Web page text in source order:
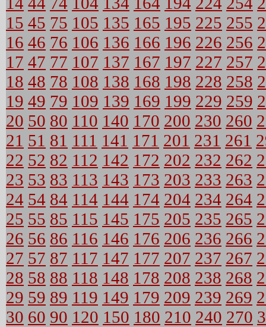
15 45 75 105 135 165 195 225 255
16 46 76 106 136 166 196 226 256
17 47 77 107 137 167 197 227 257
18 48 78 108 138 168 198 228 258
19 49 79 109 139 169 199 229 259
20 50 80 110 140 170 200 230 260
21 51 81 111 141 171 201 231 261
22 52 82 112 142 172 202 232 262
23 53 83 113 143 173 203 233 263
24 54 84 114 144 174 204 234 264
25 55 85 115 145 175 205 235 265
26 56 86 116 146 176 206 236 266
27 57 87 117 147 177 207 237 267
28 58 88 118 148 178 208 238 268
29 59 89 119 149 179 209 239 269
30 60 90 120 150 180 210 240 270